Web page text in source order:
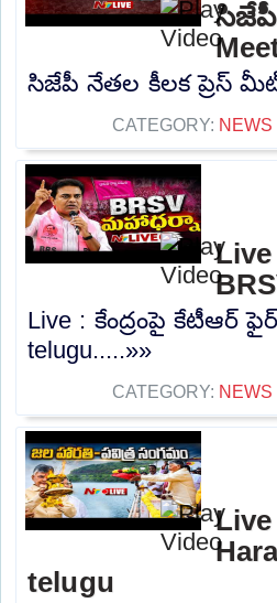
సిజేపీ
సిజేపీ నేతల కీలక ప్రెస్ మీట్
CATEGORY: NEWS
Live : కేంద్రంపై కేటీఆర్
telugu.....»»
CATEGORY: NEWS
telugu